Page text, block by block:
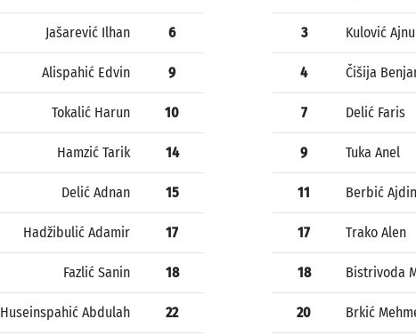
Jašarević Ilhan 6
Alispahić Edvin 9
Tokalić Harun 10
Hamzić Tarik 14
Delić Adnan 15
Hadžibulić Adamir 17
Fazlić Sanin 18
Huseinspahić Abdulah 22
3 Kulović
4 Čišija
7 Delić Faris
9 Tuka Anel
11 Berbić Ajdin
17 Trako Alen
18 Bistrivoda
20 Brkić